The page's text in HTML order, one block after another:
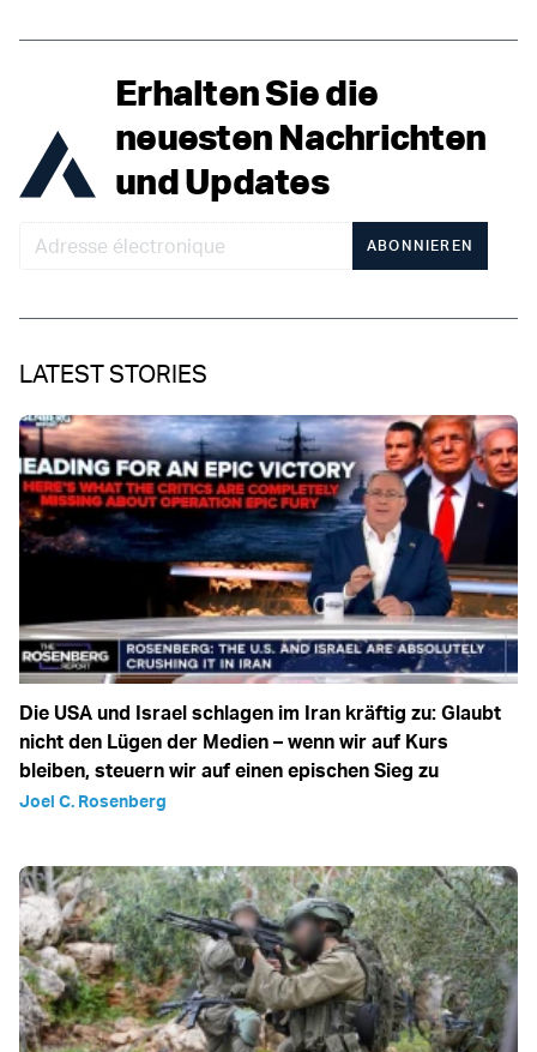
Erhalten Sie die
neuesten Nachrichten
und Updates
ABONNIEREN
LATEST STORIES
Die USA und Israel schlagen im Iran kräftig zu: Glaubt
nicht den Lügen der Medien – wenn wir auf Kurs
bleiben, steuern wir auf einen epischen Sieg zu
Joel C. Rosenberg